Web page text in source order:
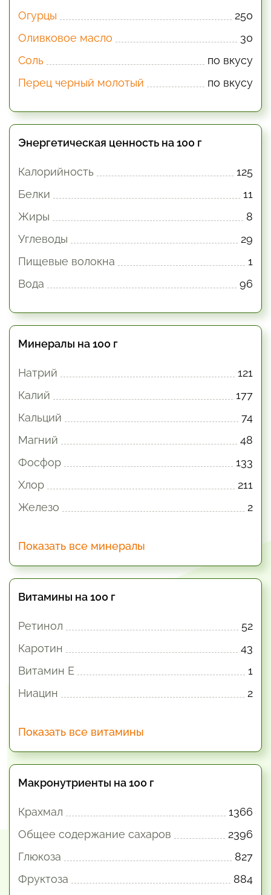
Огурцы
250
Оливковое масло
30
Соль
по вкусу
Перец черный молотый
по вкусу
Энергетическая ценность на 100 г
Калорийность
125
Белки
11
Жиры
8
Углеводы
29
Пищевые волокна
1
Вода
96
Минералы на 100 г
Натрий
121
Калий
177
Кальций
74
Магний
48
Фосфор
133
Хлор
211
Железо
2
Показать все минералы
Витамины на 100 г
Ретинол
52
Каротин
43
Витамин E
1
Ниацин
2
Показать все витамины
Макронутриенты на 100 г
Крахмал
1366
Общее содержание сахаров
2396
Глюкоза
827
Фруктоза
884